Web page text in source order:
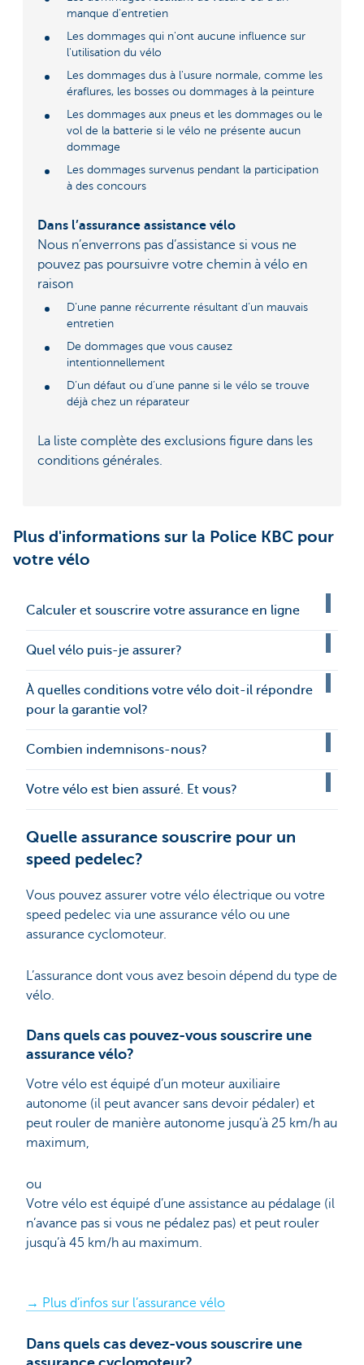
manque d'entretien
Les dommages qui n'ont aucune influence sur
l'utilisation du vélo
Les dommages dus à l'usure normale, comme les
éraflures, les bosses ou dommages à la peinture
Les dommages aux pneus et les dommages ou le
vol de la batterie si le vélo ne présente aucun
dommage
Les dommages survenus pendant la participation
à des concours
Dans l’assurance assistance vélo
Nous n’enverrons pas d’assistance si vous ne
pouvez pas poursuivre votre chemin à vélo en
raison
D’une panne récurrente résultant d’un mauvais
entretien
De dommages que vous causez
intentionnellement
D’un défaut ou d’une panne si le vélo se trouve
déjà chez un réparateur
La liste complète des exclusions figure dans les
conditions générales.
Plus d'informations sur la Police KBC pour
votre vélo
Calculer et souscrire votre assurance en ligne
Quel vélo puis-je assurer?
À quelles conditions votre vélo doit-il répondre
pour la garantie vol?
Combien indemnisons-nous?
Votre vélo est bien assuré. Et vous?
Quelle assurance souscrire pour un
speed pedelec?
Vous pouvez assurer votre vélo électrique ou votre
speed pedelec via une assurance vélo ou une
assurance cyclomoteur.
L’assurance dont vous avez besoin dépend du type de
vélo.
Dans quels cas pouvez-vous souscrire une
assurance vélo?
Votre vélo est équipé d’un moteur auxiliaire
autonome (il peut avancer sans devoir pédaler) et
peut rouler de manière autonome jusqu’à 25 km/h au
maximum,
ou
Votre vélo est équipé d’une assistance au pédalage (il
n’avance pas si vous ne pédalez pas) et peut rouler
jusqu’à 45 km/h au maximum.
→ Plus d’infos sur l’assurance vélo
Dans quels cas devez-vous souscrire une